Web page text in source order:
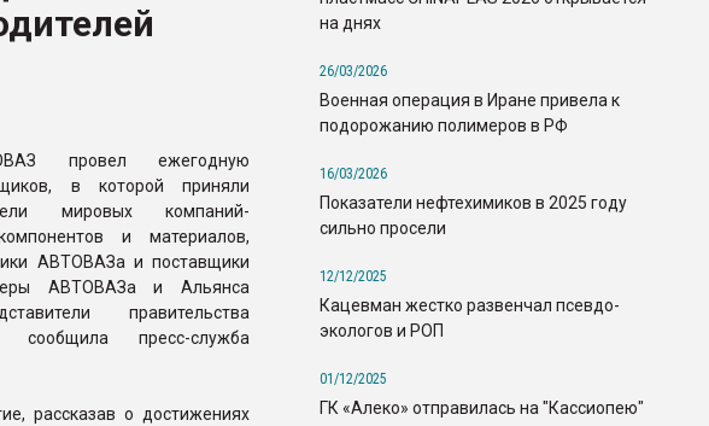
провел ежегодную
в которой приняли
мировых компаний-
и материалов,
АВТОВАЗа и поставщики
АВТОВАЗа и Альянса
правительства
сообщила пресс-служба
рассказав о достижениях
на днях
26/03/2026
Военная операция в Иране привела к
подорожанию полимеров в РФ
16/03/2026
Показатели нефтехимиков в 2025 году
сильно просели
12/12/2025
Кацевман жестко развенчал псевдо-
экологов и РОП
01/12/2025
ГК «Алеко» отправилась на "Кассиопею"